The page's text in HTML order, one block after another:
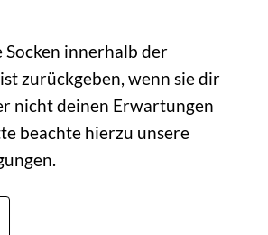
Socken innerhalb der
zurückgeben, wenn sie dir
nicht deinen Erwartungen
beachte hierzu unsere